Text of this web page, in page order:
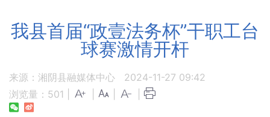
我县首届“政壹法务杯”干职工台
球赛激情开杆
来源：湘阴县融媒体中心
2024-11-27 09:42
浏览量： 501